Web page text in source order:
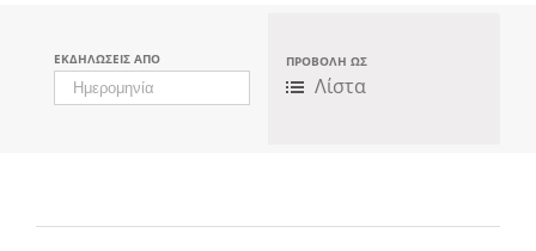
Πλοήγηση
Προβολών
ΠΡΟΒΟΛΉ ΩΣ
Λίστα
ΕΚΔΗΛΏΣΕΙΣ ΑΠΌ